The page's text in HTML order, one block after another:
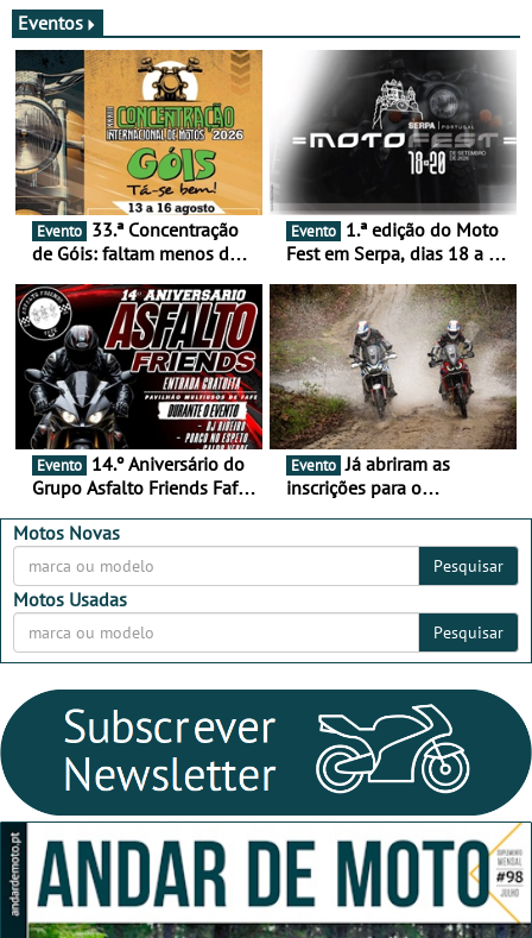
Eventos
Evento
de Góis: faltam menos de
16 de agosto
Evento
Fest em Serpa, dias 18 a 20
duas rodas invade o Baixo
Alentejo
Evento
Grupo Asfalto Friends Fafe,
2026
Evento Já abriram as
inscrições para o
Motos Novas
Pesquisar
Motos Usadas
Pesquisar